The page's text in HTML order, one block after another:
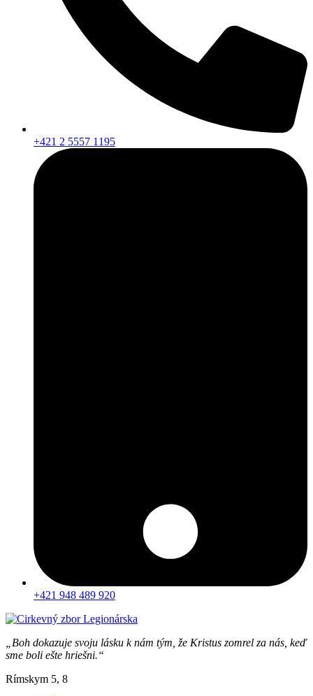
+421 2 5557 1195
+421 948 489 920
„Boh dokazuje svoju lásku k nám tým, že Kristus zomrel za nás, keď
sme boli ešte hriešni.“
Rímskym 5, 8